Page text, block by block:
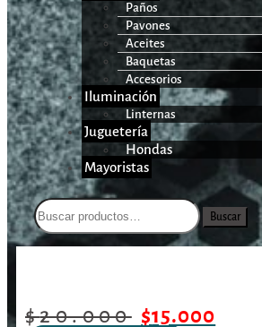
Paños
Pavones
Aceites
Baquetas
Accesorios
Iluminación
Linternas
Juguetería
Hondas
Mayoristas
Buscar
$20.000 $15.000